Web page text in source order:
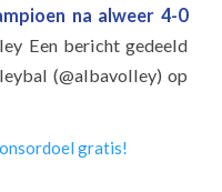
na alweer 4-0
Een bericht gedeeld
(@albavolley) op